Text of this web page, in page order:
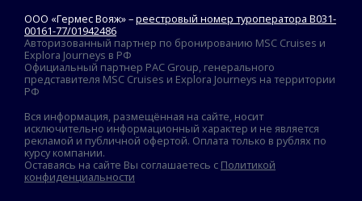
ООО «Гермес Вояж» –реестровый номер туроператора В031-
00161-77/01942486
Авторизованный партнер по бронированию MSC Cruises и
Explora Journeys в РФ
Официальный партнер PAC Group, генерального
представителя MSC Cruises и Explora Journeys на территории
РФ
Вся информация, размещённая на сайте, носит
исключительно информационный характер и не является
рекламой и публичной офертой. Оплата только в рублях по
курсу компании.
Оставаясь на сайте Вы соглашаетесь с Политикой
конфиденциальности